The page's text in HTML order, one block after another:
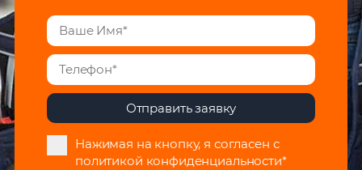
Отправить заявку
Нажимая на кнопку, я согласен с
политикой конфиденциальности*